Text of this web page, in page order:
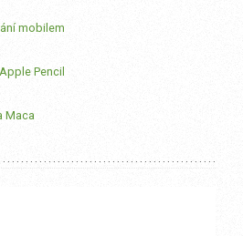
mobilem
Pencil
Maca